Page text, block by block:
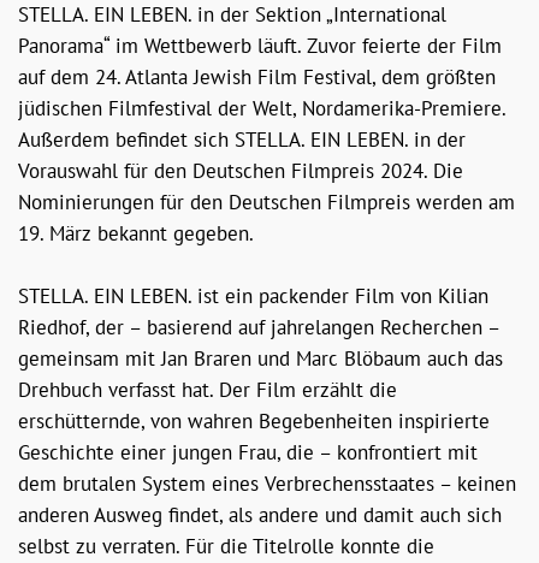
STELLA. EIN LEBEN. in der Sektion „International
Panorama“ im Wettbewerb läuft. Zuvor feierte der Film
auf dem 24. Atlanta Jewish Film Festival, dem größten
jüdischen Filmfestival der Welt, Nordamerika-Premiere.
Außerdem befindet sich STELLA. EIN LEBEN. in der
Vorauswahl für den Deutschen Filmpreis 2024. Die
Nominierungen für den Deutschen Filmpreis werden am
19. März bekannt gegeben.
STELLA. EIN LEBEN. ist ein packender Film von Kilian
Riedhof, der – basierend auf jahrelangen Recherchen –
gemeinsam mit Jan Braren und Marc Blöbaum auch das
Drehbuch verfasst hat. Der Film erzählt die
erschütternde, von wahren Begebenheiten inspirierte
Geschichte einer jungen Frau, die – konfrontiert mit
dem brutalen System eines Verbrechensstaates – keinen
anderen Ausweg findet, als andere und damit auch sich
selbst zu verraten. Für die Titelrolle konnte die